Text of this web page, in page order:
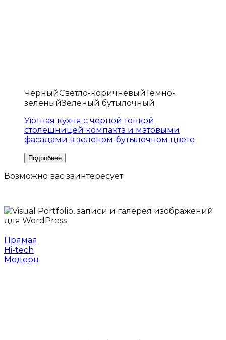
ЧерныйСветло-коричневыйТемно-
зеленыйЗеленый бутылочный
Уютная кухня с черной тонкой
столешницей компакта и матовыми
фасадами в зеленом-бутылочном цвете
Возможно вас заинтересует
Прямая
Hi-tech
Модерн